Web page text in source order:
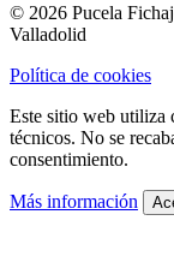
© 2026 Pucela
Valladolid
Política de cookies
Este sitio web utiliza
técnicos. No se
consentimiento.
Más información